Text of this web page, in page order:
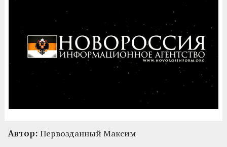
Автор: Первозданный Максим